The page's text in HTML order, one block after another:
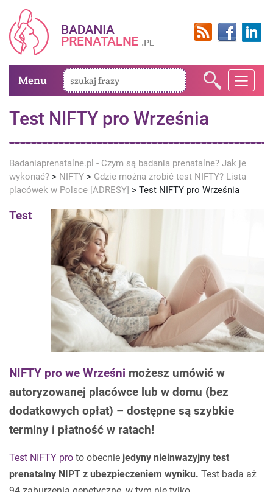
Menu
Test NIFTY pro Września
Badaniaprenatalne.pl - Czym są badania prenatalne? Jak je
wykonać? > NIFTY > Gdzie można zrobić test NIFTY? Lista
placówek w Polsce [ADRESY] > Test NIFTY pro Września
Test
NIFTY pro we Wrześni możesz umówić w
autoryzowanej placówce lub w domu (bez
dodatkowych opłat) – dostępne są szybkie
terminy i płatność w ratach!
Test NIFTY pro to obecnie jedyny nieinwazyjny test
prenatalny NIPT z ubezpieczeniem wyniku. Test bada aż